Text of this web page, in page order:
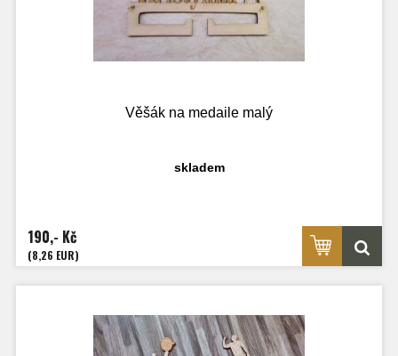
Věšák na medaile malý
skladem
190,- Kč
(8,26 EUR)